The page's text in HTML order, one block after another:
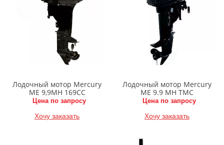
Лодочный мотор Mercury
ME 9,9MH 169CC
Цена по запросу
Хочу заказать
Лодочный мотор Mercury
ME 9.9 MH TMC
Цена по запросу
Хочу заказать